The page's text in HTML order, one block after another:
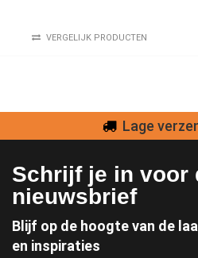
VERGELIJK PRODUCTEN
Lage
Schrijf je in voor
nieuwsbrief
Blijf op de hoogte van de
en inspiraties